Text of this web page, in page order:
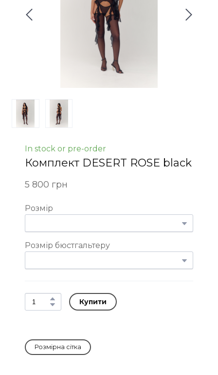
In stock or pre-order
Комплект DESERT ROSE black
5 800 грн
Розмір
Розмір бюстгальтеру
Купити
Розмірна сітка